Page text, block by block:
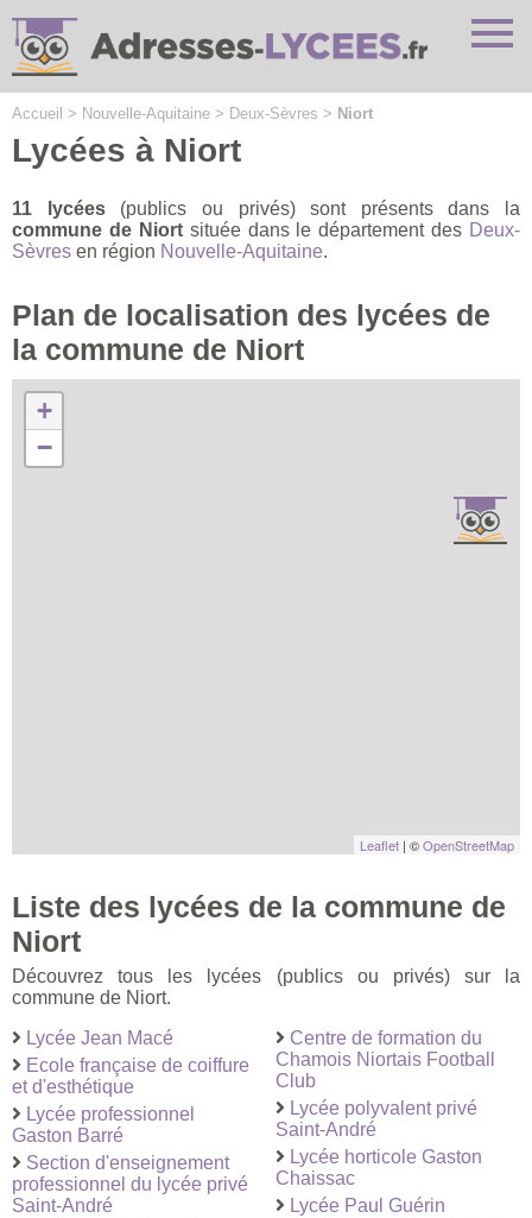
Accueil > Nouvelle-Aquitaine > Deux-Sèvres > Niort
Lycées à Niort
11 lycées(publics ou privés) sont présents dans la
commune de Niortsituée dans le département des Deux-
Sèvres en région Nouvelle-Aquitaine.
Plan de localisation des lycées de
la commune de Niort
+
−
Leaflet | ©OpenStreetMap
Liste des lycées de la commune de
Niort
Découvrez tous les lycées (publics ou privés) sur la
commune de Niort.
Lycée Jean Macé
Ecole française de coiffure
et d'esthétique
Lycée professionnel
Gaston Barré
Section d'enseignement
professionnel du lycée privé
Saint-André
Centre de formation du
Chamois Niortais Football
Club
Lycée polyvalent privé
Saint-André
Lycée horticole Gaston
Chaissac
Lycée Paul Guérin